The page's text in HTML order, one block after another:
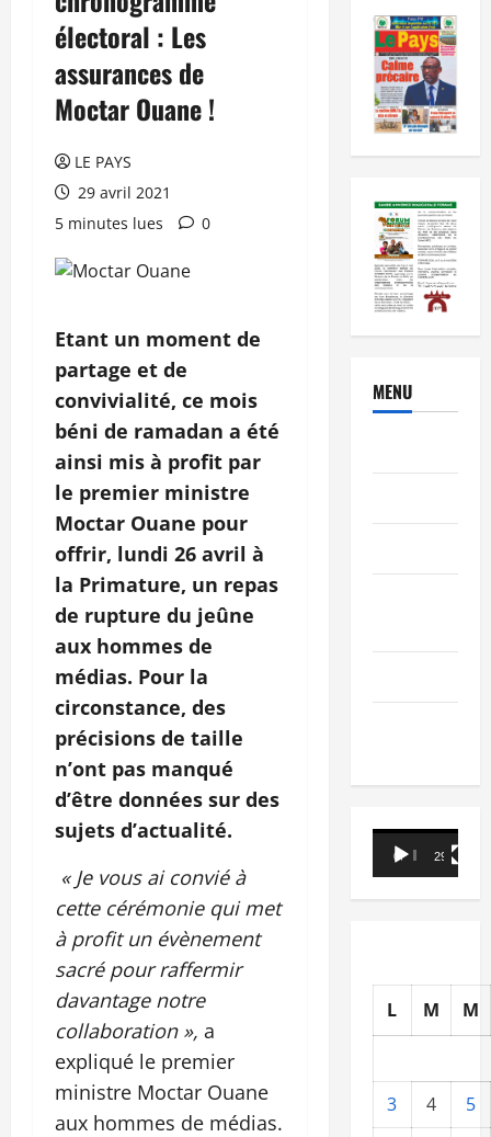
électoral : Les
assurances de
Moctar Ouane !
LE PAYS
29 avril 2021
5 minutes lues
0
Etant un moment de
partage et de
convivialité, ce mois
béni de ramadan a été
ainsi mis à profit par
le premier ministre
Moctar Ouane pour
offrir, lundi 26 avril à
la Primature, un repas
de rupture du jeûne
aux hommes de
médias. Pour la
circonstance, des
précisions de taille
n’ont pas manqué
d’être données sur des
sujets d’actualité.
« Je vous ai convié à
cette cérémonie qui met
à profit un évènement
sacré pour raffermir
davantage notre
collaboration », a
expliqué le premier
ministre Moctar Ouane
aux hommes de médias.
MENU
Lecteur
vidéo
00:00 29:21
L M M
3 4
5